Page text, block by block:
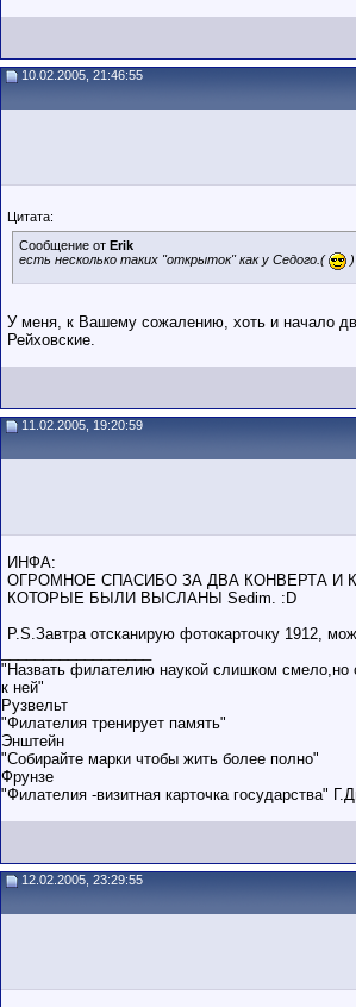
10.02.2005, 21:46:55
Цитата:
Сообщение от Erik
есть несколько таких "открыток" как у Седого.(
)
У меня, к Вашему сожалению, хоть и начало
Рейховские.
11.02.2005, 19:20:59
ИНФА:
ОГРОМНОЕ СПАСИБО ЗА ДВА КОНВЕРТА И
КОТОРЫЕ БЫЛИ ВЫСЛАНЫ Sedim. :D
P.S.Завтра отсканирую фотокарточку 1912,
"Назвать филателию наукой слишком смело,но
к ней"
Рузвельт
"Филателия тренирует память"
Энштейн
"Собирайте марки чтобы жить более полно"
Фрунзе
"Филателия -визитная карточка государства"
12.02.2005, 23:29:55